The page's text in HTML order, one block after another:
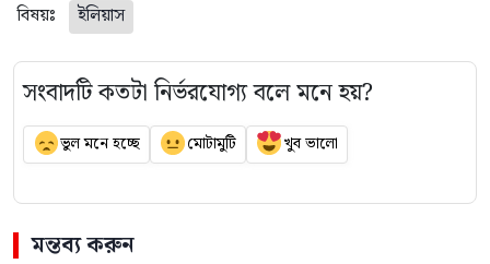
বিষয়ঃ ইলিয়াস
সংবাদটি কতটা নির্ভরযোগ্য বলে মনে হয়?
ভুল মনে হচ্ছে মোটামুটি খুব ভালো
মন্তব্য করুন